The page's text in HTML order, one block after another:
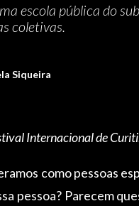
escola pública do
coletivas.
Siqueira
Internacional de
como pessoas
pessoa? Parecem